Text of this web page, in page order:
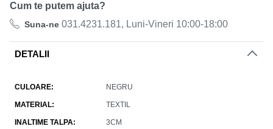
Cum te putem ajuta?
Suna-ne 031.4231.181, Luni-Vineri 10:00-18:00
DETALII
CULOARE NEGRU
MATERIAL TEXTIL
INALTIME TALPA 3CM